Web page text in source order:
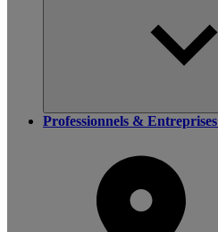
Professionnels & Entreprises